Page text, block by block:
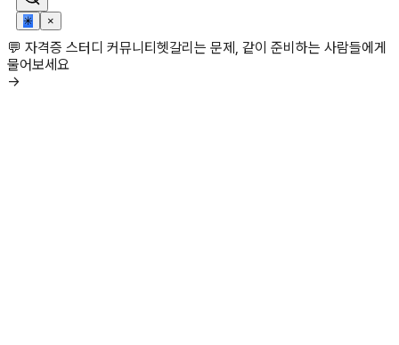
✳ ×
💬 자격증 스터디 커뮤니티헷갈리는 문제, 같이 준비하는 사람들에게
물어보세요
→